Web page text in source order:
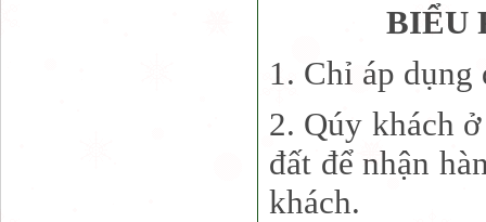
BIỂU
1. Chỉ áp
2. Qúy khách
đất để nhận
khách.